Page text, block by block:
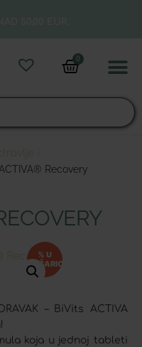
0
Recovery
% U
KOŠARICI
– BiVits ACTIVA
koja u jednoj tableti